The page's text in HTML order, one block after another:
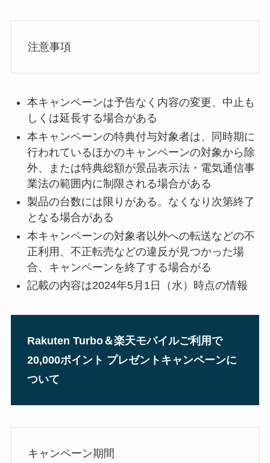
注意事項
本キャンペーンは予告なく内容の変更、中止も
しくは延長する場合がある
本キャンペーンの特典付与対象者は、同時期に
行われているほかのキャンペーンの対象から除
外、または特典総額が景品表示法・電気通信事
業法の範囲内に制限される場合がある
製品の台数には限りがある。なくなり次第終了
となる場合がある
本キャンペーンの対象者以外への転送などの不
正利用、不正転売などの違反が見つかった場
合、キャンペーンを終了する場合がる
記載の内容は2024年5月1日（水）時点の情報
Rakuten Turbo＆楽天モバイルご利用で
20,000ポイント プレゼントキャンペーンに
ついて
キャンペーン期間